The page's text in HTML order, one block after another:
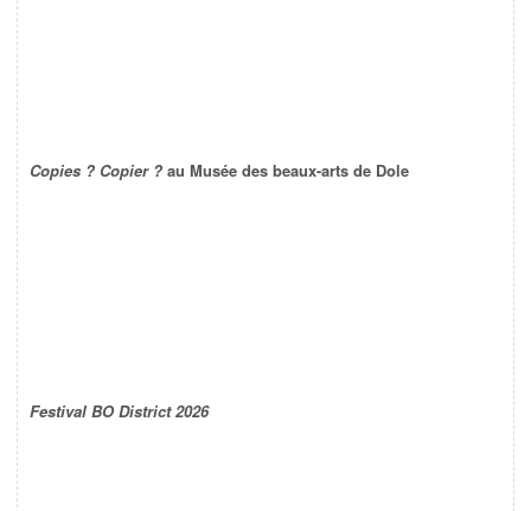
Copies ? Copier ? au Musée des beaux-arts de Dole
Festival BO District 2026